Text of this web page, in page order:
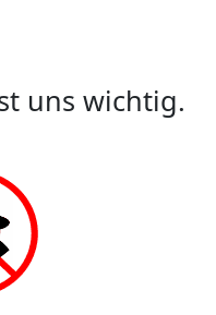
uns wichtig.